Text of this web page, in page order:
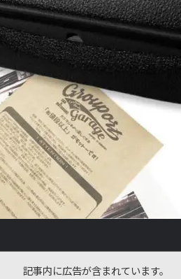
記事内に広告が含まれています。